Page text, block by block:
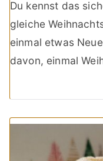
Du kennst das
gleiche
einmal etwas
davon, einmal